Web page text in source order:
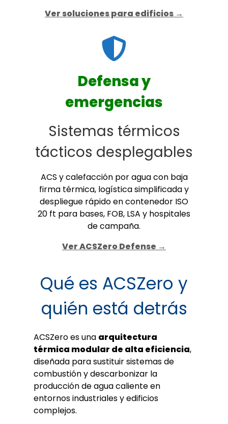
Ver soluciones para edificios →
Defensa y
emergencias
Sistemas térmicos
tácticos desplegables
ACS y calefacción por agua con baja
firma térmica, logística simplificada y
despliegue rápido en contenedor ISO
20 ft para bases, FOB, LSA y hospitales
de campaña.
Ver ACSZero Defense →
Qué es ACSZero y
quién está detrás
ACSZero es una arquitectura
térmica modular de alta eficiencia,
diseñada para sustituir sistemas de
combustión y descarbonizar la
producción de agua caliente en
entornos industriales y edificios
complejos.